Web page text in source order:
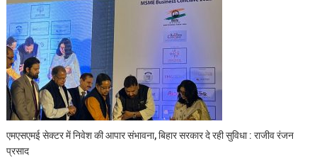
एमएसएमई सेक्‍टर में निवेश की आपार संभावना, बिहार सरकार दे रही सुविधा : राजीव रंजन
प्रसाद